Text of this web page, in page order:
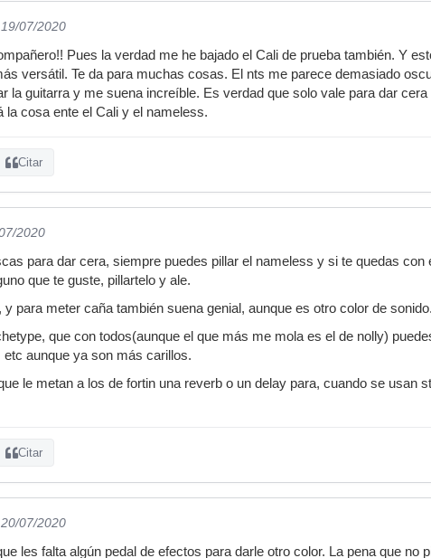
07/2020
Pues la verdad me he bajado el Cali de prueba también. Y
versátil. Te da para muchas cosas. El nts me parece demasiado
la guitarra y me suena increíble. Es verdad que solo vale para dar
la cosa ente el Cali y el nameless.
Citar
2020
para dar cera, siempre puedes pillar el nameless y si te quedas con
que te guste, pillartelo y ale.
y para meter caña también suena genial, aunque es otro color de sonido.
que con todos(aunque el que más me mola es el de nolly)
aunque ya son más carillos.
le metan a los de fortin una reverb o un delay para, cuando se usan
Citar
07/2020
les falta algún pedal de efectos para darle otro color. La pena que no